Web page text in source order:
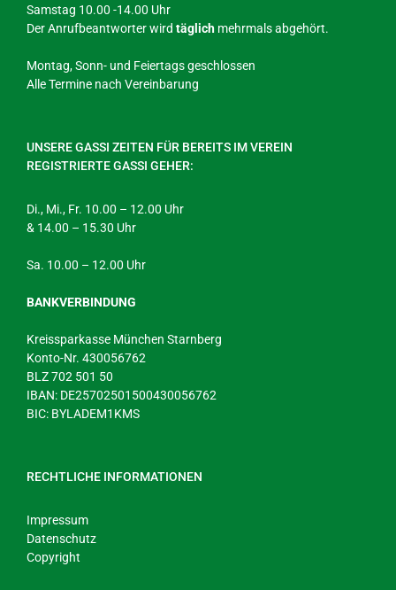
Samstag 10.00 -14.00 Uhr
Der Anrufbeantworter wird täglich mehrmals abgehört.
Montag, Sonn- und Feiertags geschlossen
Alle Termine nach Vereinbarung
UNSERE GASSI ZEITEN FÜR BEREITS IM VEREIN
REGISTRIERTE GASSI GEHER:
Di., Mi., Fr. 10.00 – 12.00 Uhr
& 14.00 – 15.30 Uhr
Sa. 10.00 – 12.00 Uhr
BANKVERBINDUNG
Kreissparkasse München Starnberg
Konto-Nr. 430056762
BLZ 702 501 50
IBAN: DE25702501500430056762
BIC: BYLADEM1KMS
RECHTLICHE INFORMATIONEN
Impressum
Datenschutz
Copyright